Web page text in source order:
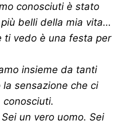
conosciuti è stato
belli della mia vita…
ti vedo è una festa per
insieme da tanti
la sensazione che ci
conosciuti.
un vero uomo. Sei